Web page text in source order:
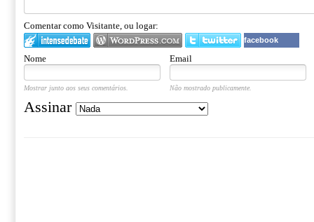
Comentar como Visitante, ou logar:
facebook
Nome Email
Mostrar junto aos seus comentários. Não mostrado publicamente.
Assinar